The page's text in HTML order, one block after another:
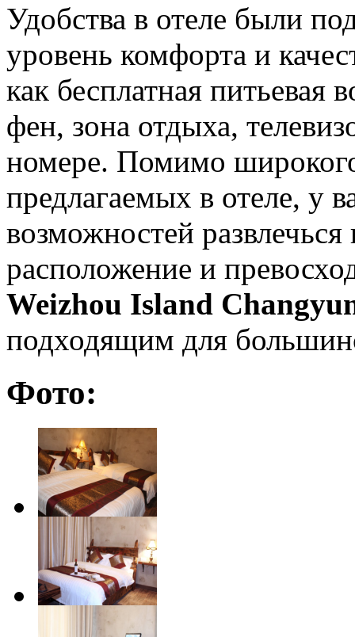
Удобства в отеле были
уровень комфорта и
как бесплатная питьевая
фен, зона отдыха,
номере. Помимо
предлагаемых в отеле, у
возможностей
расположение и
Weizhou Island
подходящим для
Фото: